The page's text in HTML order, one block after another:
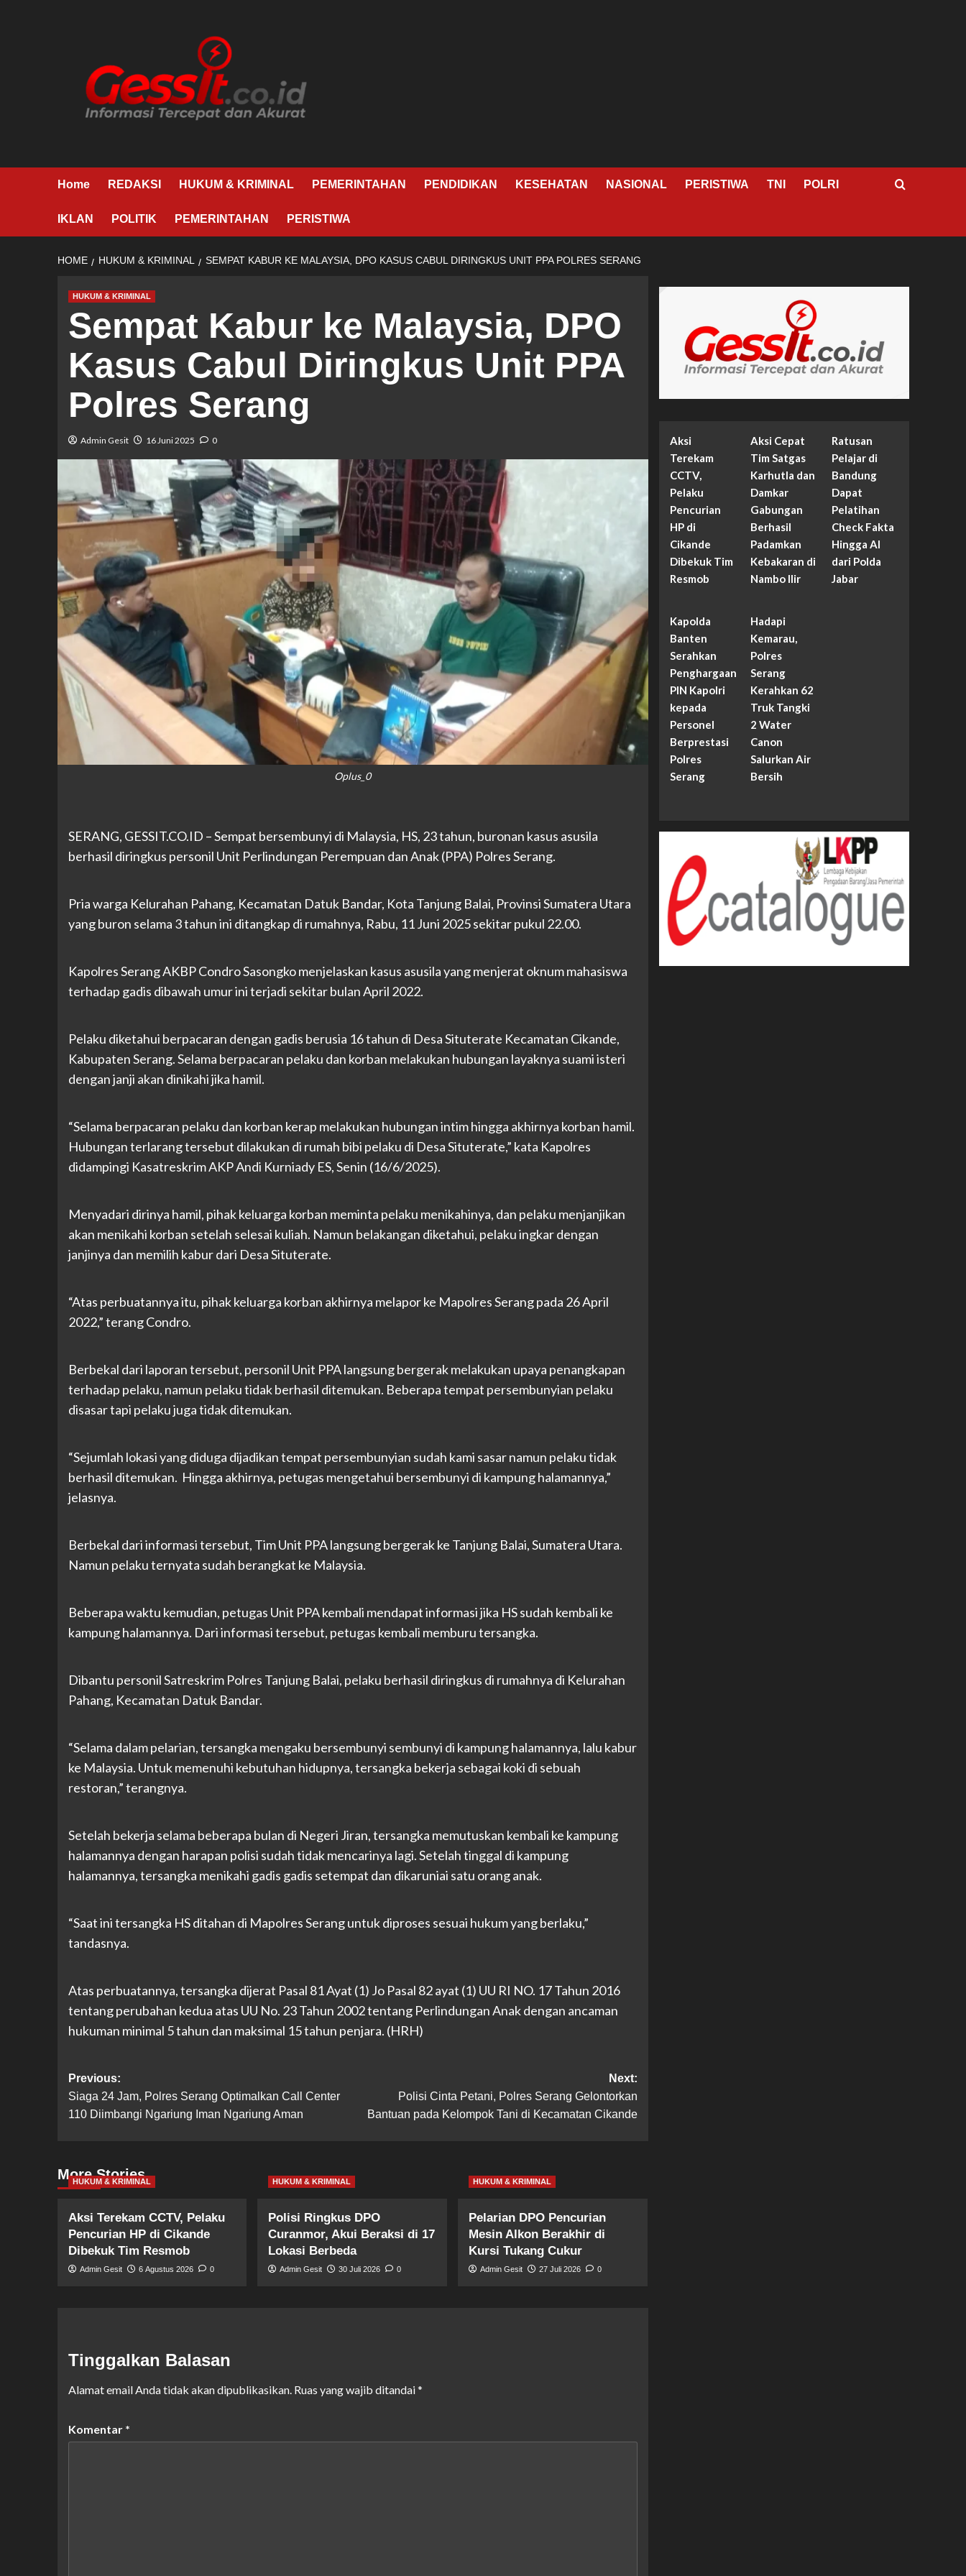
Home REDAKSI HUKUM & KRIMINAL PEMERINTAHAN PENDIDIKAN KESEHATAN NASIONAL PERISTIWA TNI POLRI
IKLAN POLITIK PEMERINTAHAN PERISTIWA
HOME HUKUM & KRIMINAL SEMPAT KABUR KE MALAYSIA, DPO KASUS CABUL DIRINGKUS UNIT PPA POLRES SERANG
HUKUM & KRIMINAL
Sempat Kabur ke Malaysia, DPO
Kasus Cabul Diringkus Unit PPA
Polres Serang
Admin Gesit 16 Juni 2025 0
Oplus_0
SERANG, GESSIT.CO.ID – Sempat bersembunyi di Malaysia, HS, 23 tahun, buronan kasus asusila
berhasil diringkus personil Unit Perlindungan Perempuan dan Anak (PPA) Polres Serang.
Pria warga Kelurahan Pahang, Kecamatan Datuk Bandar, Kota Tanjung Balai, Provinsi Sumatera Utara
yang buron selama 3 tahun ini ditangkap di rumahnya, Rabu, 11 Juni 2025 sekitar pukul 22.00.
Kapolres Serang AKBP Condro Sasongko menjelaskan kasus asusila yang menjerat oknum mahasiswa
terhadap gadis dibawah umur ini terjadi sekitar bulan April 2022.
Pelaku diketahui berpacaran dengan gadis berusia 16 tahun di Desa Situterate Kecamatan Cikande,
Kabupaten Serang. Selama berpacaran pelaku dan korban melakukan hubungan layaknya suami isteri
dengan janji akan dinikahi jika hamil.
“Selama berpacaran pelaku dan korban kerap melakukan hubungan intim hingga akhirnya korban hamil.
Hubungan terlarang tersebut dilakukan di rumah bibi pelaku di Desa Situterate,” kata Kapolres
didampingi Kasatreskrim AKP Andi Kurniady ES, Senin (16/6/2025).
Menyadari dirinya hamil, pihak keluarga korban meminta pelaku menikahinya, dan pelaku menjanjikan
akan menikahi korban setelah selesai kuliah. Namun belakangan diketahui, pelaku ingkar dengan
janjinya dan memilih kabur dari Desa Situterate.
“Atas perbuatannya itu, pihak keluarga korban akhirnya melapor ke Mapolres Serang pada 26 April
2022,” terang Condro.
Berbekal dari laporan tersebut, personil Unit PPA langsung bergerak melakukan upaya penangkapan
terhadap pelaku, namun pelaku tidak berhasil ditemukan. Beberapa tempat persembunyian pelaku
disasar tapi pelaku juga tidak ditemukan.
“Sejumlah lokasi yang diduga dijadikan tempat persembunyian sudah kami sasar namun pelaku tidak
berhasil ditemukan. Hingga akhirnya, petugas mengetahui bersembunyi di kampung halamannya,”
jelasnya.
Berbekal dari informasi tersebut, Tim Unit PPA langsung bergerak ke Tanjung Balai, Sumatera Utara.
Namun pelaku ternyata sudah berangkat ke Malaysia.
Beberapa waktu kemudian, petugas Unit PPA kembali mendapat informasi jika HS sudah kembali ke
kampung halamannya. Dari informasi tersebut, petugas kembali memburu tersangka.
Dibantu personil Satreskrim Polres Tanjung Balai, pelaku berhasil diringkus di rumahnya di Kelurahan
Pahang, Kecamatan Datuk Bandar.
“Selama dalam pelarian, tersangka mengaku bersembunyi sembunyi di kampung halamannya, lalu kabur
ke Malaysia. Untuk memenuhi kebutuhan hidupnya, tersangka bekerja sebagai koki di sebuah
restoran,” terangnya.
Setelah bekerja selama beberapa bulan di Negeri Jiran, tersangka memutuskan kembali ke kampung
halamannya dengan harapan polisi sudah tidak mencarinya lagi. Setelah tinggal di kampung
halamannya, tersangka menikahi gadis gadis setempat dan dikaruniai satu orang anak.
“Saat ini tersangka HS ditahan di Mapolres Serang untuk diproses sesuai hukum yang berlaku,”
tandasnya.
Atas perbuatannya, tersangka dijerat Pasal 81 Ayat (1) Jo Pasal 82 ayat (1) UU RI NO. 17 Tahun 2016
tentang perubahan kedua atas UU No. 23 Tahun 2002 tentang Perlindungan Anak dengan ancaman
hukuman minimal 5 tahun dan maksimal 15 tahun penjara. (HRH)
Post
navigation
Previous:
Siaga 24 Jam, Polres Serang Optimalkan Call Center
110 Diimbangi Ngariung Iman Ngariung Aman
Next:
Polisi Cinta Petani, Polres Serang Gelontorkan
Bantuan pada Kelompok Tani di Kecamatan Cikande
More Stories
HUKUM & KRIMINAL
Aksi Terekam CCTV, Pelaku
Pencurian HP di Cikande
Dibekuk Tim Resmob
Admin Gesit 6 Agustus 2026 0
HUKUM & KRIMINAL
Polisi Ringkus DPO
Curanmor, Akui Beraksi di 17
Lokasi Berbeda
Admin Gesit 30 Juli 2026 0
HUKUM & KRIMINAL
Pelarian DPO Pencurian
Mesin Alkon Berakhir di
Kursi Tukang Cukur
Admin Gesit 27 Juli 2026 0
Tinggalkan Balasan
Alamat email Anda tidak akan dipublikasikan. Ruas yang wajib ditandai*
Komentar *
Aksi
Terekam
CCTV,
Pelaku
Pencurian
HP di
Cikande
Dibekuk Tim
Resmob
Aksi Cepat
Tim Satgas
Karhutla dan
Damkar
Gabungan
Berhasil
Padamkan
Kebakaran di
Nambo Ilir
Ratusan
Pelajar di
Bandung
Dapat
Pelatihan
Check Fakta
Hingga AI
dari Polda
Jabar
Kapolda
Banten
Serahkan
Penghargaan
PIN Kapolri
kepada
Personel
Berprestasi
Polres
Serang
Hadapi
Kemarau,
Polres
Serang
Kerahkan 62
Truk Tangki
2 Water
Canon
Salurkan Air
Bersih